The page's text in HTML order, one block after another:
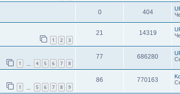
0 404
1 2 3
21 14319
1 4 5 6 7 8
77 686280
1 5 6 7 8 9
86 770163